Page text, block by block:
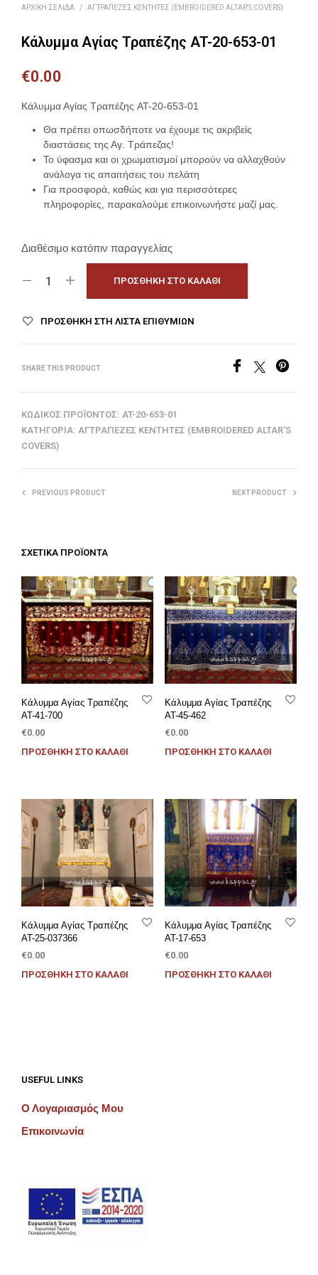
ΑΡΧΙΚΉ ΣΕΛΊΔΑ / ΑΓΤΡΆΠΕΖΕΣ ΚΕΝΤΗΤΈΣ (EMBROIDERED ALTAR'S COVERS)
Κάλυμμα Αγίας Τραπέζης AT-20-653-01
€0.00
Κάλυμμα Αγίας Τραπέζης AT-20-653-01
Θα πρέπει οπωσδήποτε να έχουμε τις ακριβείς
διαστάσεις της Αγ. Τράπεζας!
Το ύφασμα και οι χρωματισμοί μπορούν να αλλαχθούν
ανάλογα τις απαιτήσεις του πελάτη
Για προσφορά, καθώς και για περισσότερες
πληροφορίες, παρακαλούμε επικοινωνήστε μαζί μας.
Διαθέσιμο κατόπιν παραγγελίας
ΠΡΟΣΘΉΚΗ ΣΤΟ ΚΑΛΆΘΙ
ΠΡΟΣΘΉΚΗ ΣΤΗ ΛΊΣΤΑ ΕΠΙΘΥΜΙΏΝ
SHARE THIS PRODUCT
ΚΩΔΙΚΌΣ ΠΡΟΪΌΝΤΟΣ: AT-20-653-01
ΚΑΤΗΓΟΡΊΑ: ΑΓΤΡΆΠΕΖΕΣ ΚΕΝΤΗΤΈΣ (EMBROIDERED ALTAR'S
COVERS)
PREVIOUS PRODUCT NEXT PRODUCT
ΣΧΕΤΙΚΆ ΠΡΟΪΌΝΤΑ
Κάλυμμα Αγίας Τραπέζης
AT-41-700
€0.00
ΠΡΟΣΘΉΚΗ ΣΤΟ ΚΑΛΆΘΙ
Κάλυμμα Αγίας Τραπέζης
AT-45-462
€0.00
ΠΡΟΣΘΉΚΗ ΣΤΟ ΚΑΛΆΘΙ
Κάλυμμα Αγίας Τραπέζης
AT-25-037366
€0.00
ΠΡΟΣΘΉΚΗ ΣΤΟ ΚΑΛΆΘΙ
Κάλυμμα Αγίας Τραπέζης
AT-17-653
€0.00
ΠΡΟΣΘΉΚΗ ΣΤΟ ΚΑΛΆΘΙ
USEFUL LINKS
Ο Λογαριασμός Μου
Επικοινωνία